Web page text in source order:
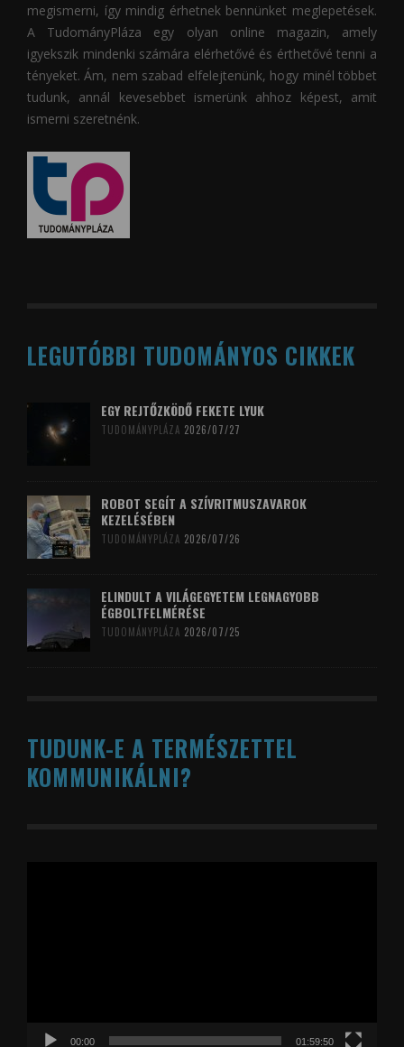
megismerni, így mindig érhetnek bennünket meglepetések.
A TudományPláza egy olyan online magazin, amely
igyekszik mindenki számára elérhetővé és érthetővé tenni a
tényeket. Ám, nem szabad elfelejtenünk, hogy minél többet
tudunk, annál kevesebbet ismerünk ahhoz képest, amit
ismerni szeretnénk.
LEGUTÓBBI TUDOMÁNYOS CIKKEK
EGY REJTŐZKÖDŐ FEKETE LYUK
TUDOMÁNYPLÁZA 2026/07/27
ROBOT SEGÍT A SZÍVRITMUSZAVAROK
KEZELÉSÉBEN
TUDOMÁNYPLÁZA 2026/07/26
ELINDULT A VILÁGEGYETEM LEGNAGYOBB
ÉGBOLTFELMÉRÉSE
TUDOMÁNYPLÁZA 2026/07/25
TUDUNK-E A TERMÉSZETTEL
KOMMUNIKÁLNI?
00:00 01:59:50